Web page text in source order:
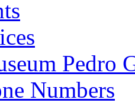
Pedro
Numbers